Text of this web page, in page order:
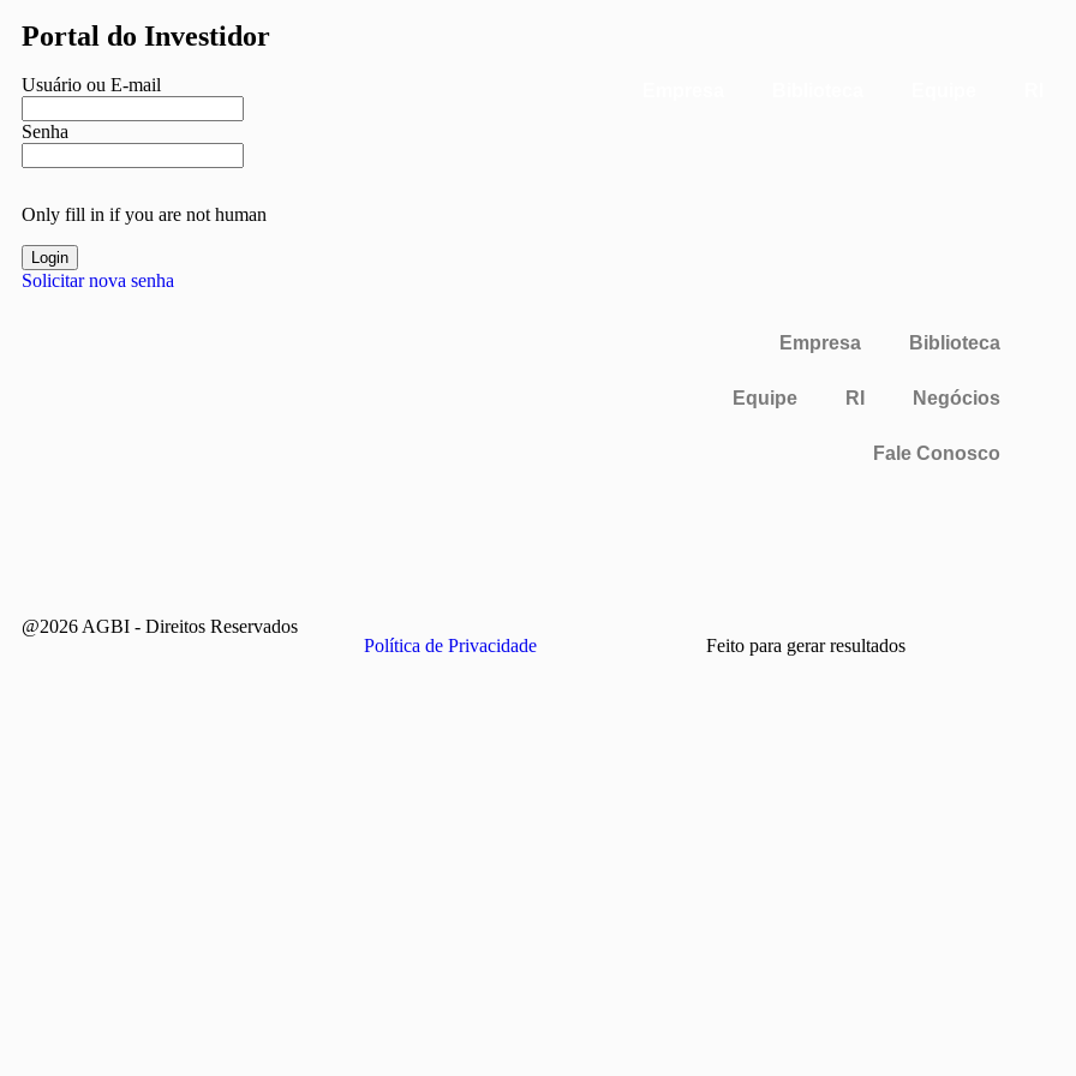
Portal do Investidor
Usuário ou E-mail
Senha
Only fill in if you are not human
Solicitar nova senha
Empresa Biblioteca
Equipe RI Negócios
Fale Conosco
@2026 AGBI - Direitos Reservados
Política de Privacidade
Feito para gerar resultados